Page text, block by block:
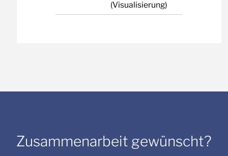
(Visualisierung)
Zusammenarbeit gewünscht?